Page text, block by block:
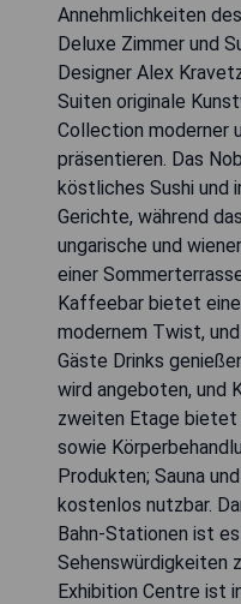
Annehmlichkeiten
Deluxe Zimmer und
Designer Alex
Suiten originale
Collection moderner
präsentieren. Das
köstliches Sushi und
Gerichte, während
ungarische und
einer
Kaffeebar bietet
modernem Twist,
Gäste Drinks
wird angeboten, und
zweiten Etage bietet
sowie
Produkten; Sauna
kostenlos nutzbar.
Bahn-Stationen ist
Sehenswürdigkeiten
Exhibition Centre ist